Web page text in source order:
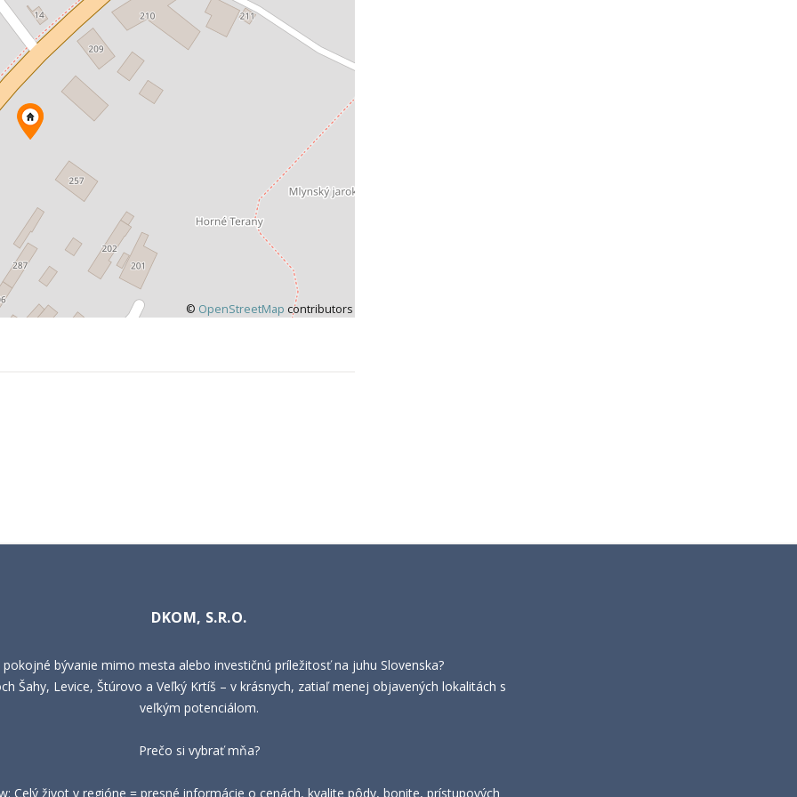
© OpenStreetMap contributors
DKOM, S.R.O.
bývanie mimo mesta alebo investičnú príležitosť na juhu Slovenska?
Šahy, Levice, Štúrovo a Veľký Krtíš – v krásnych, zatiaľ menej objavených lokalitách s
veľkým potenciálom.
Prečo si vybrať mňa?
Celý život v regióne = presné informácie o cenách, kvalite pôdy, bonite, prístupových